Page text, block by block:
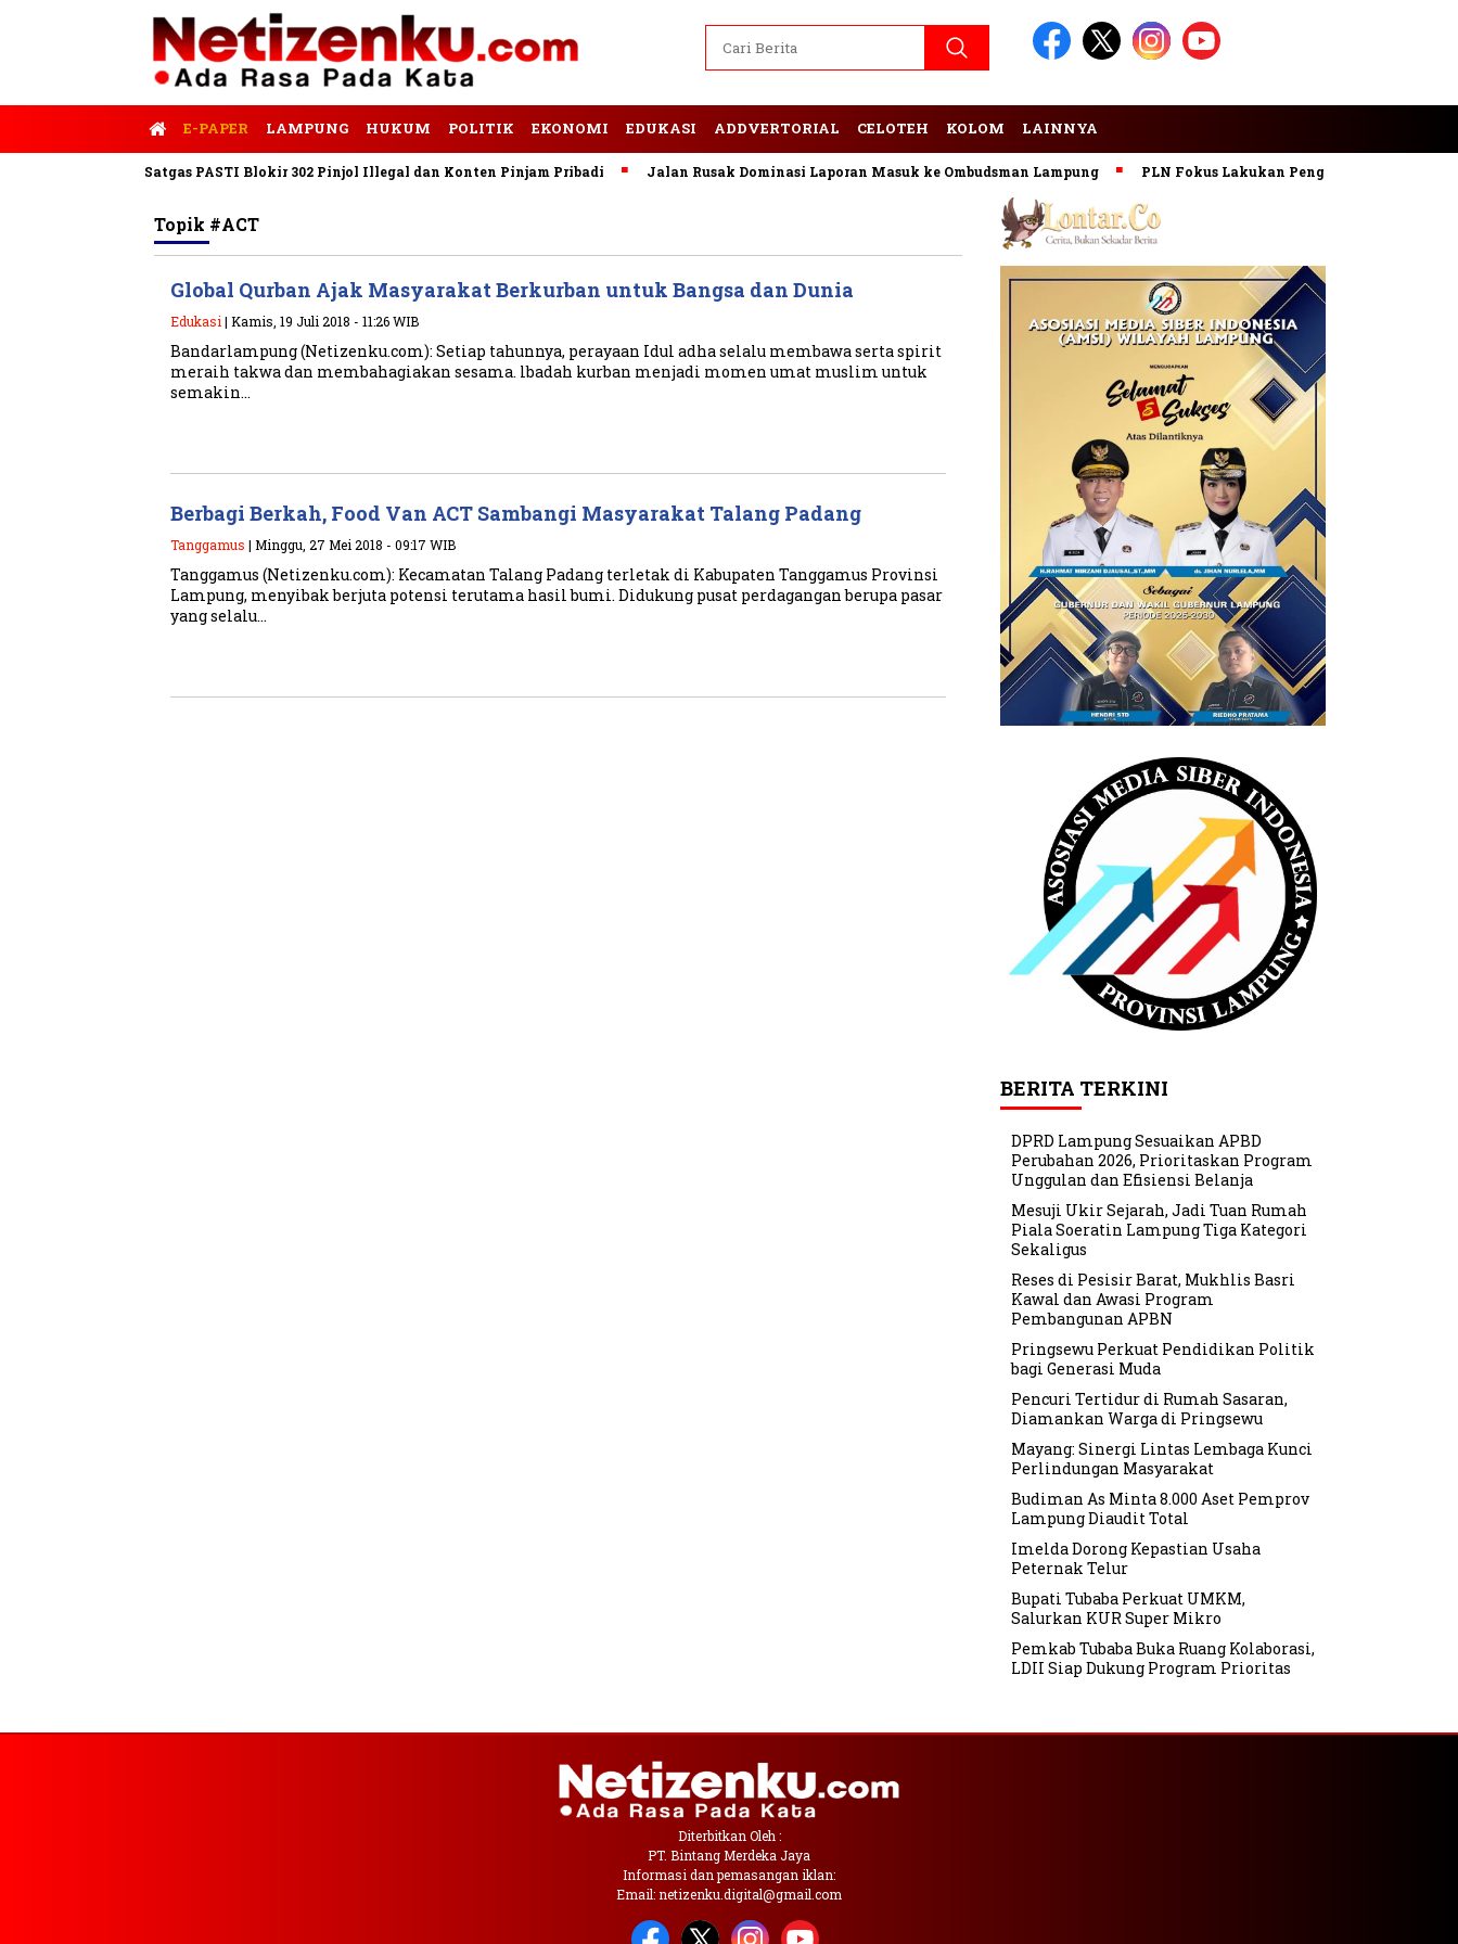
E-PAPER LAMPUNG HUKUM POLITIK EKONOMI EDUKASI ADDVERTORIAL CELOTEH KOLOM LAINNYA
Satgas PASTI Blokir 302 Pinjol Illegal dan Konten Pinjam Pribadi Jalan Rusak Dominasi Laporan Masuk ke Ombudsman Lampung PLN Fokus Lakukan Pengembangan
Topik #ACT
Global Qurban Ajak Masyarakat Berkurban untuk Bangsa dan Dunia
Edukasi | Kamis, 19 Juli 2018 - 11:26 WIB
Bandarlampung (Netizenku.com): Setiap tahunnya, perayaan Idul adha selalu membawa serta spirit
meraih takwa dan membahagiakan sesama. lbadah kurban menjadi momen umat muslim untuk
semakin…
Berbagi Berkah, Food Van ACT Sambangi Masyarakat Talang Padang
Tanggamus | Minggu, 27 Mei 2018 - 09:17 WIB
Tanggamus (Netizenku.com): Kecamatan Talang Padang terletak di Kabupaten Tanggamus Provinsi
Lampung, menyibak berjuta potensi terutama hasil bumi. Didukung pusat perdagangan berupa pasar
yang selalu…
BERITA TERKINI
DPRD Lampung Sesuaikan APBD
Perubahan 2026, Prioritaskan Program
Unggulan dan Efisiensi Belanja
Mesuji Ukir Sejarah, Jadi Tuan Rumah
Piala Soeratin Lampung Tiga Kategori
Sekaligus
Reses di Pesisir Barat, Mukhlis Basri
Kawal dan Awasi Program
Pembangunan APBN
Pringsewu Perkuat Pendidikan Politik
bagi Generasi Muda
Pencuri Tertidur di Rumah Sasaran,
Diamankan Warga di Pringsewu
Mayang: Sinergi Lintas Lembaga Kunci
Perlindungan Masyarakat
Budiman As Minta 8.000 Aset Pemprov
Lampung Diaudit Total
Imelda Dorong Kepastian Usaha
Peternak Telur
Bupati Tubaba Perkuat UMKM,
Salurkan KUR Super Mikro
Pemkab Tubaba Buka Ruang Kolaborasi,
LDII Siap Dukung Program Prioritas
Diterbitkan Oleh :
PT. Bintang Merdeka Jaya
Informasi dan pemasangan iklan:
Email: netizenku.digital@gmail.com